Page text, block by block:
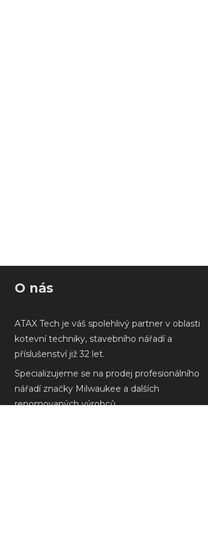
O nás
ATAX Tech je váš spolehlivý partner v oblasti
kotevní techniky, stavebního nářadí a
příslušenství již 32 let.
Specializujeme se na prodej profesionálního
nářadí značky Milwaukee a dalších
renomovaných výrobců.